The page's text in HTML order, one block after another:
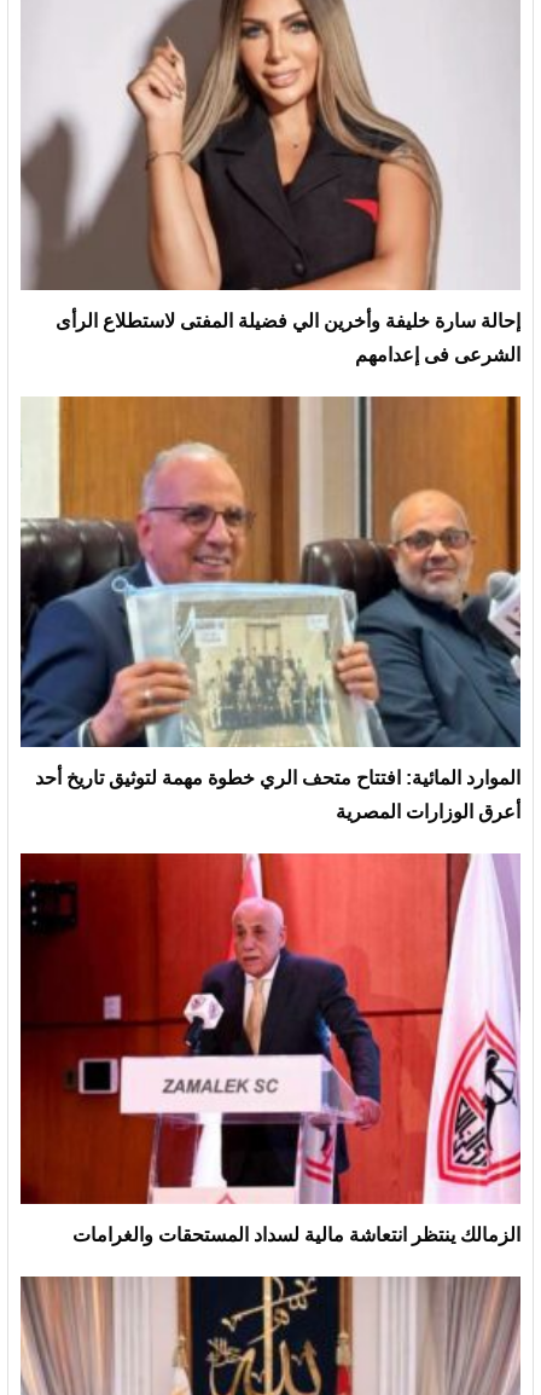
إحالة سارة خليفة وأخرين الي فضيلة المفتى لاستطلاع الرأى
الشرعى فى إعدامهم
الموارد المائية: افتتاح متحف الري خطوة مهمة لتوثيق تاريخ أحد
أعرق الوزارات المصرية
الزمالك ينتظر انتعاشة مالية لسداد المستحقات والغرامات